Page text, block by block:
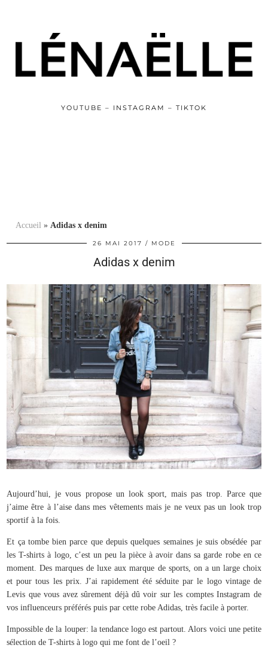
YOUTUBE – INSTAGRAM – TIKTOK
Accueil » Adidas x denim
26 MAI 2017 MODE
Adidas x denim
Aujourd’hui, je vous propose un look sport, mais pas trop. Parce que
j’aime être à l’aise dans mes vêtements mais je ne veux pas un look trop
sportif à la fois.
Et ça tombe bien parce que depuis quelques semaines je suis obsédée par
les T-shirts à logo, c’est un peu la pièce à avoir dans sa garde robe en ce
moment. Des marques de luxe aux marque de sports, on a un large choix
et pour tous les prix. J’ai rapidement été séduite par le logo vintage de
Levis que vous avez sûrement déjà dû voir sur les comptes Instagram de
vos influenceurs préférés puis par cette robe Adidas, très facile à porter.
Impossible de la louper: la tendance logo est partout. Alors voici une petite
sélection de T-shirts à logo qui me font de l’oeil ?